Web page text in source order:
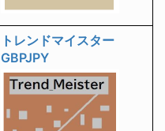
トレンドマイスター
GBPJPY